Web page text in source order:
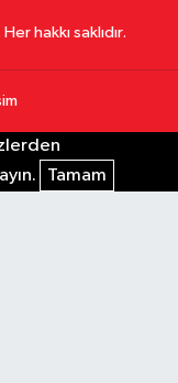
hakkı saklıdır.
Tamam